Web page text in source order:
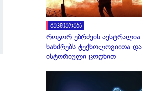
მეცნიერება
როგორ ებრძვის ავსტრალია
ხანძრებს ტექნოლოგიითა და
ისტორიული ცოდნით